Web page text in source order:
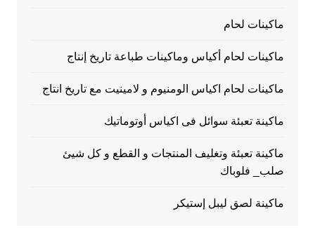
ماكينات لحام
ماكينات لحام أكياس وماكينات طباعة تاريخ إنتاج
ماكينات لحام اكياس الومنيوم و لامينيت مع تاريخ انتاج
ماكينة تعبئة سوائل فى اكياس أوتوماتيك
ماكينة تعبئة وتغليف المنتجات و القطع و كل شيئ
صلب_ فلوباك
ماكينة لصق ليبل إستيكر